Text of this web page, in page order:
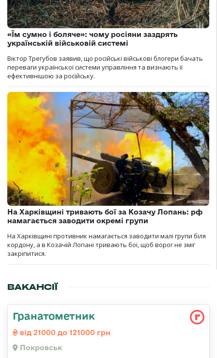
«Їм сумно і боляче»: чому росіяни заздрять
українській військовій системі
Віктор Трегубов заявив, що російські військові блогери бачать
переваги української системи управління та визнають її
ефективнішою за російську.
На Харківщині тривають бої за Козачу Лопань: рф
намагається заводити окремі групи
На Харківщині противник намагається заводити малі групи біля
кордону, а в Козачій Лопані тривають бої, щоб ворог не зміг
закріпитися.
ВАКАНСІЇ
Гранатометник
від 21000 до 121000 грн
Покровськ